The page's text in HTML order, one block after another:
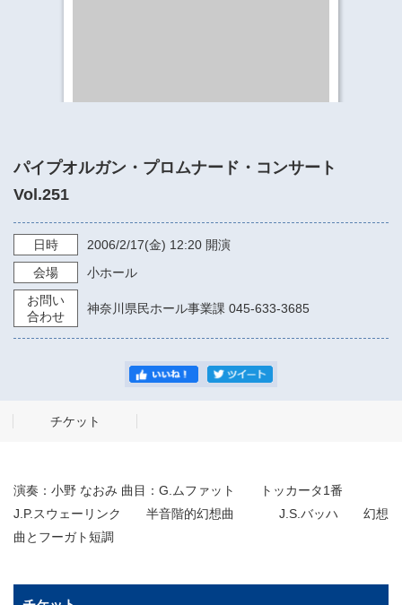
パイプオルガン・プロムナード・コンサート
Vol.251
日時 2006/2/17(金) 12:20 開演
会場
小ホール
お問い
合わせ
神奈川県民ホール事業課 045-633-3685
チケット
演奏：小野 なおみ 曲目：G.ムファット トッカータ1番
J.P.スウェーリンク 半音階的幻想曲 J.S.バッハ 幻想
曲とフーガト短調